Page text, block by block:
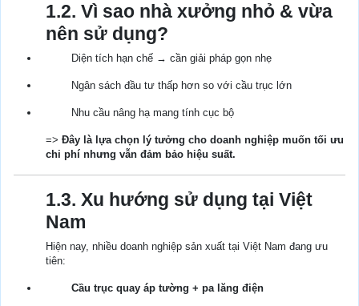
1.2. Vì sao nhà xưởng nhỏ & vừa
nên sử dụng?
Diện tích hạn chế → cần giải pháp gọn nhẹ
Ngân sách đầu tư thấp hơn so với cầu trục lớn
Nhu cầu nâng hạ mang tính cục bộ
=> Đây là lựa chọn lý tưởng cho doanh nghiệp muốn tối ưu
chi phí nhưng vẫn đảm bảo hiệu suất.
1.3. Xu hướng sử dụng tại Việt
Nam
Hiện nay, nhiều doanh nghiệp sản xuất tại Việt Nam đang ưu
tiên:
Cầu trục quay áp tường + pa lăng điện